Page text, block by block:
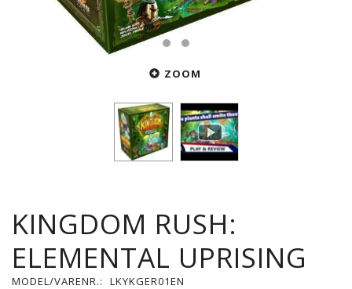
ZOOM
KINGDOM RUSH:
ELEMENTAL UPRISING
MODEL/VARENR.: LKYKGER01EN